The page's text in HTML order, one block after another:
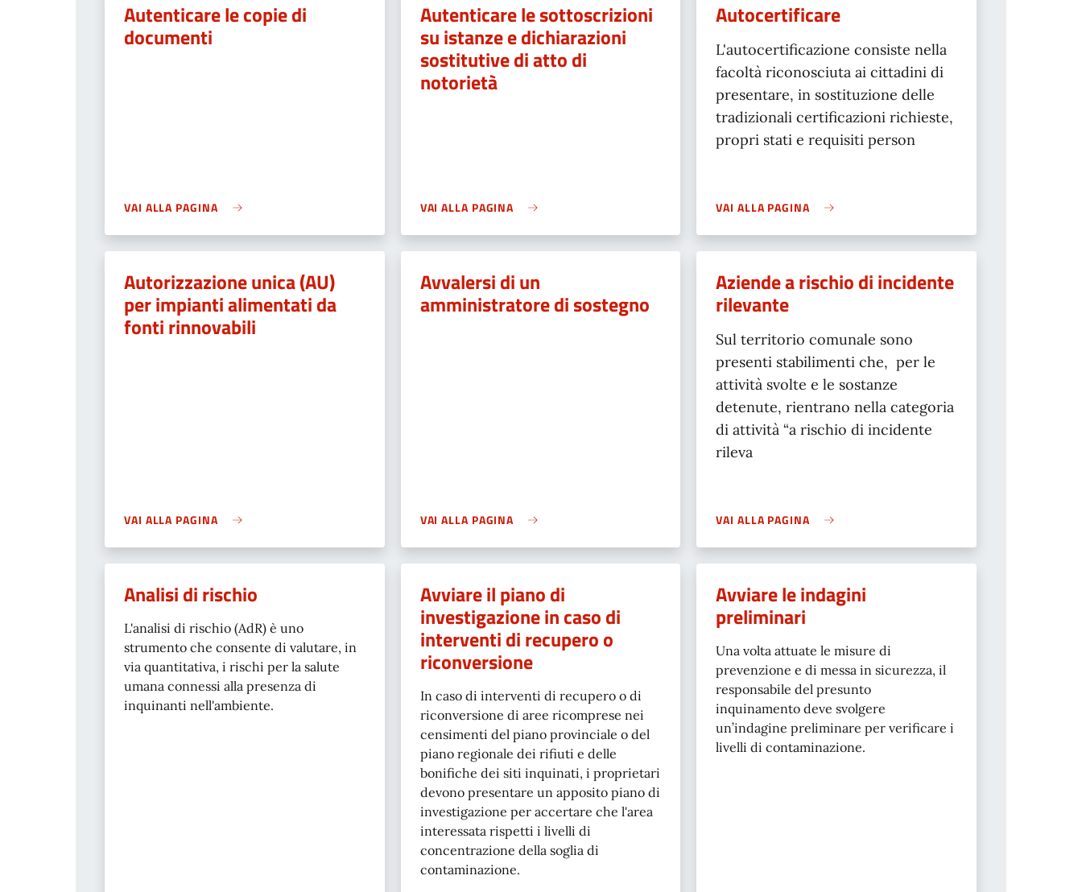
Autenticare le copie di
documenti
VAI ALLA PAGINA
Autenticare le sottoscrizioni
su istanze e dichiarazioni
sostitutive di atto di
notorietà
VAI ALLA PAGINA
Autocertificare
L'autocertificazione consiste nella
facoltà riconosciuta ai cittadini di
presentare, in sostituzione delle
tradizionali certificazioni richieste,
propri stati e requisiti person
VAI ALLA PAGINA
Autorizzazione unica (AU)
per impianti alimentati da
fonti rinnovabili
VAI ALLA PAGINA
Avvalersi di un
amministratore di sostegno
VAI ALLA PAGINA
Aziende a rischio di incidente
rilevante
Sul territorio comunale sono
presenti stabilimenti che, per le
attività svolte e le sostanze
detenute, rientrano nella categoria
di attività “a rischio di incidente
rileva
VAI ALLA PAGINA
Analisi di rischio
L'analisi di rischio (AdR) è uno
strumento che consente di valutare, in
via quantitativa, i rischi per la salute
umana connessi alla presenza di
inquinanti nell'ambiente.
Avviare il piano di
investigazione in caso di
interventi di recupero o
riconversione
In caso di interventi di recupero o di
riconversione di aree ricomprese nei
censimenti del piano provinciale o del
piano regionale dei rifiuti e delle
bonifiche dei siti inquinati, i proprietari
devono presentare un apposito piano di
investigazione per accertare che l'area
interessata rispetti i livelli di
concentrazione della soglia di
contaminazione.
Avviare le indagini
preliminari
Una volta attuate le misure di
prevenzione e di messa in sicurezza, il
responsabile del presunto
inquinamento deve svolgere
un’indagine preliminare per verificare i
livelli di contaminazione.